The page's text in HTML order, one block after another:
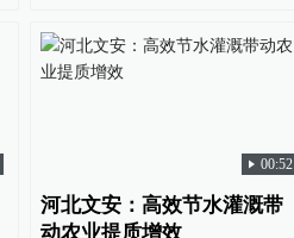
00:52
河北文安：高效节水灌溉带
动农业提质增效